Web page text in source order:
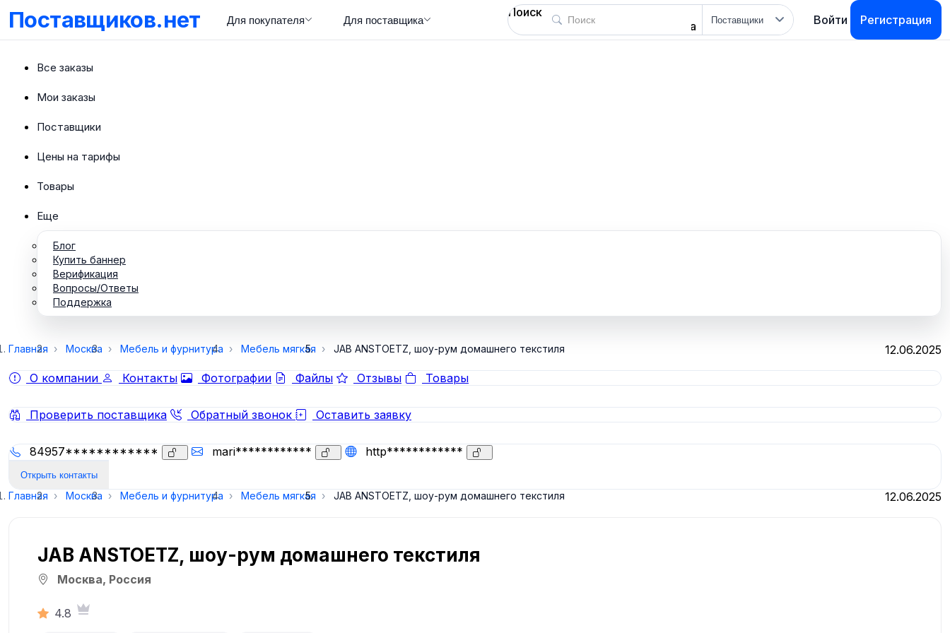
Поставщиков.нет Для покупателя Для поставщика
Поиск
поиска
Войти Регистрация
Все заказы
Мои заказы
Поставщики
Цены на тарифы
Товары
Еще
Блог
Купить баннер
Верификация
Вопросы/Ответы
Поддержка
Главная Москва Мебель и фурнитура Мебель мягкая JAB ANSTOETZ, шоу-рум домашнего текстиля
12.06.2025
О компании
Контакты Фотографии Файлы Отзывы Товары
Проверить поставщика Обратный звонок Оставить заявку
84957************ mari************ http************
Открыть контакты
Главная Москва Мебель и фурнитура Мебель мягкая JAB ANSTOETZ, шоу-рум домашнего текстиля 12.06.2025
JAB ANSTOETZ, шоу-рум домашнего текстиля
Москва, Россия
4.8